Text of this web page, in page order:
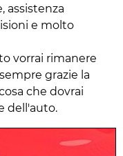
assistenza
e molto
vorrai rimanere
grazie la
che dovrai
dell'auto.